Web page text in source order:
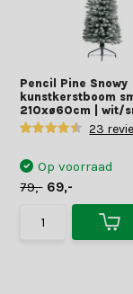
Pencil Pine Snowy
kunstkerstboom
210xø60cm | wit/
23
Op voorraad
79,- 69,-